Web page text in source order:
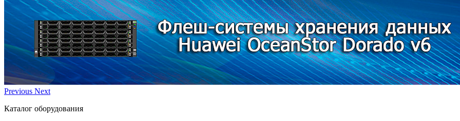
Previous Next
Каталог оборудования